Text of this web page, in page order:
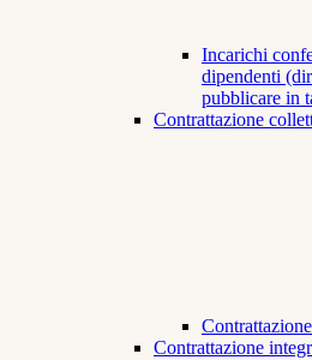
Incarichi
dipendenti
pubblicare in
Contrattazione
Contrattazione